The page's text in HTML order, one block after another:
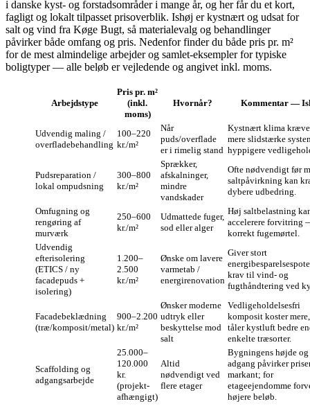
i danske kyst- og forstadsområder i mange år, og her får du et kort,
fagligt og lokalt tilpasset prisoverblik. Ishøj er kystnært og udsat for
salt og vind fra Køge Bugt, så materialevalg og behandlinger
påvirker både omfang og pris. Nedenfor finder du både pris pr. m²
for de mest almindelige arbejder og samlet-eksempler for typiske
boligtyper — alle beløb er vejledende og angivet inkl. moms.
Arbejdstype
Pris pr. m²
(inkl.
moms)
Hvornår? Kommentar —
Udvendig maling /
overfladebehandling
100–220
kr./m²
Når
puds/overflade
er i rimelig stand
Kystnært klima
mere slidstærke
hyppigere
Pudsreparation /
lokal ompudsning
300–800
kr./m²
Sprækker,
afskalninger,
mindre
vandskader
Ofte nødvendigt før
saltpåvirkning kan
dybere udbedring.
Omfugning og
rengøring af
murværk
250–600
kr./m²
Udmattede fuger,
sod eller alger
Høj saltbelastning
accelerere forvitring
korrekt fugemørtel.
Udvendig
efterisolering
(ETICS / ny
facadepuds +
isolering)
1.200–
2.500
kr./m²
Ønske om lavere
varmetab /
energirenovation
Giver stort
krav til vind- og
fugthåndtering ved
Facadebeklædning
(træ/komposit/metal)
900–2.200
kr./m²
Ønsker moderne
udtryk eller
beskyttelse mod
salt
Vedligeholdelsesfri
komposit koster
tåler kystluft bedre
enkelte træsorter.
Scaffolding og
adgangsarbejde
25.000–
120.000
kr.
(projekt-
afhængigt)
Altid
nødvendigt ved
flere etager
Bygningens højde og
adgang påvirker
markant; for
etageejendomme
højere beløb.